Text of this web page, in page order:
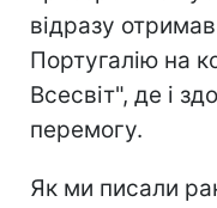
відразу
Португалію на
Всесвіт", де і
перемогу.
Як ми писали